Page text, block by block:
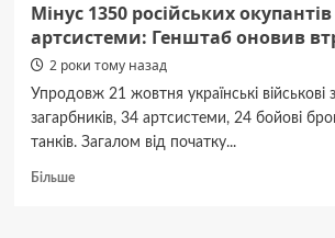
Мінус 1350 російських
артсистеми: Генштаб оновив
2 роки тому назад
Упродовж 21 жовтня українські
загарбників, 34 артсистеми, 24 бойові
танків. Загалом від початку...
БільшеДокладніше